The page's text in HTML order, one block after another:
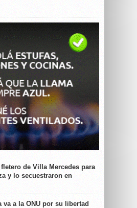
de Villa Mercedes para
y lo secuestraron en
va a la ONU por su libertad